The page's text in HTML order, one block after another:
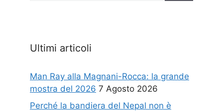
Ultimi articoli
Man Ray alla Magnani-Rocca: la grande
mostra del 2026 7 Agosto 2026
Perché la bandiera del Nepal non è